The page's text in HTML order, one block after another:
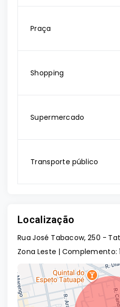
Praça
Shopping
Supermercado
Transporte público
Localização
Rua José Tabacow, 250 -
Zona Leste | Complemento: